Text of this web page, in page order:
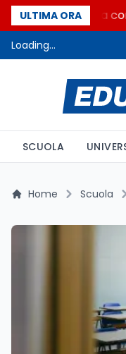
ULTIMA ORA
Quanto è ancora
Loading...
SCUOLA
Home Scuola